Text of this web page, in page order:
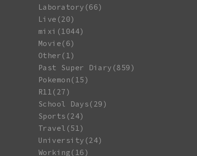
Laboratory(66)
Live(20)
mixi(1044)
Movie(6)
Other(1)
Past Super Diary(859)
Pokemon(15)
R11(27)
School Days(29)
Sports(24)
Travel(51)
University(24)
Working(16)